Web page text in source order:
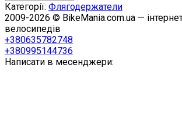
Категорії: Флягодержатели
2009-2026 © BikeMania.com.ua —
велосипедів
+380635782748
+380995144736
Написати в месенджери: